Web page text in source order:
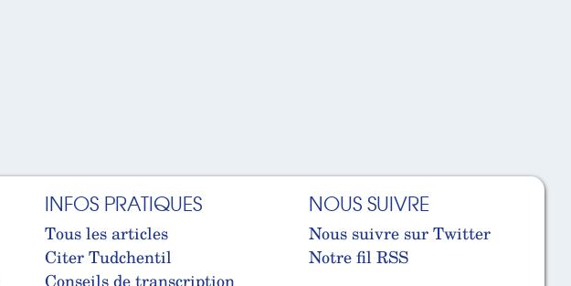
INFOS PRATIQUES
Tous les articles
Citer Tudchentil
Conseils de transcription
NOUS SUIVRE
Nous suivre sur Twitter
Notre fil RSS